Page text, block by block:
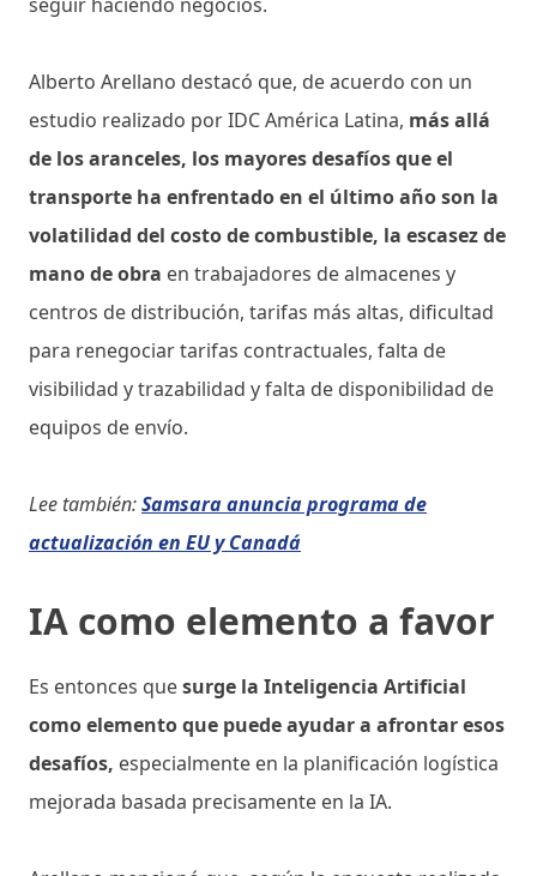
Alberto Arellano destacó que, de acuerdo con un
estudio realizado por IDC América Latina, más allá
de los aranceles, los mayores desafíos que el
transporte ha enfrentado en el último año son la
volatilidad del costo de combustible, la escasez de
mano de obra en trabajadores de almacenes y
centros de distribución, tarifas más altas, dificultad
para renegociar tarifas contractuales, falta de
visibilidad y trazabilidad y falta de disponibilidad de
equipos de envío.
Lee también:Samsara anuncia programa de
actualización en EU y Canadá
IA como elemento a favor
Es entonces quesurge la Inteligencia Artificial
como elemento que puede ayudar a afrontar esos
desafíos, especialmente en la planificación logística
mejorada basada precisamente en la IA.